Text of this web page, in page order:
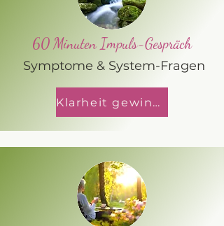
60 Minuten Impuls-Gespräch
Symptome & System-Fragen
Klarheit gewinnen